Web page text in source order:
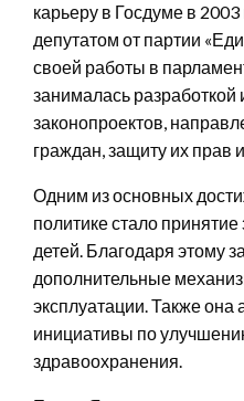
карьеру в Госдуме в
депутатом от партии
своей работы в
занималась разработкой
законопроектов,
граждан, защиту их прав
Одним из основных
политике стало
детей. Благодаря этому
дополнительные
эксплуатации. Также
инициативы по
здравоохранения.